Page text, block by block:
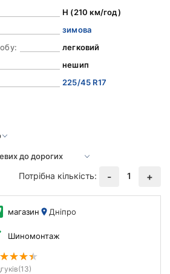
H (210 км/год)
зимова
легковий
нешип
225/45 R17
Потрібна кількість:
- 1 +
магазин Дніпро
Шиномонтаж
(13)